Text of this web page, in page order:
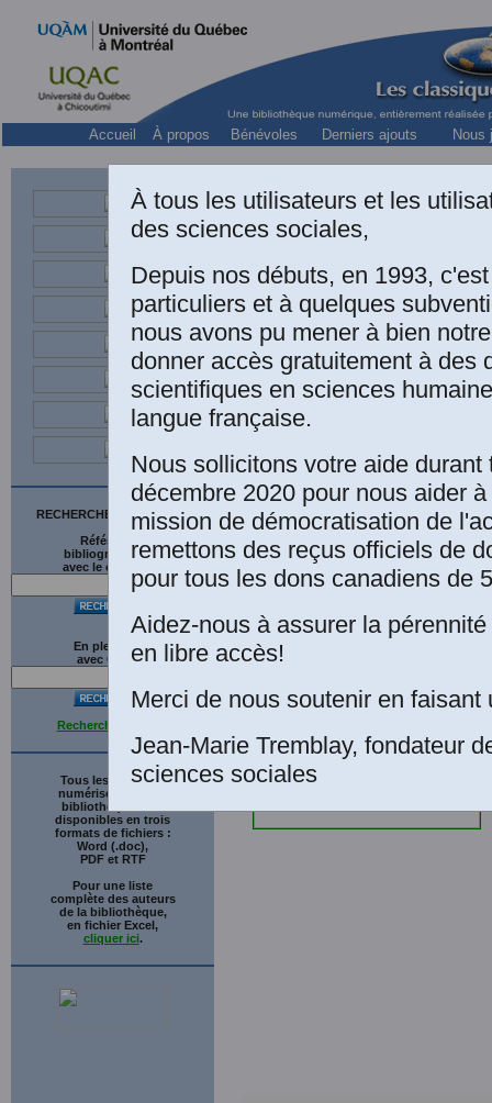
Accueil À propos Bénévoles Derniers ajouts Nous
RECHERCHE SUR LE SITE
Références
bibliographiques
avec le catalogue
En plein texte
avec G gle
Recherche avancée
Tous les ouvrages
numérisés de cette
bibliothèque sont
disponibles en trois
formats de fichiers :
Word (.doc),
PDF et RTF
Pour une liste
complète des auteurs
de la bibliothèque,
en fichier Excel,
cliquer ici.
À tous les utilisateurs et les
des sciences sociales,
Depuis nos débuts, en 1993,
particuliers et à quelques
nous avons pu mener à bien
donner accès gratuitement à des
scientifiques en sciences
langue française.
Nous sollicitons votre aide durant
décembre 2020 pour nous aider
mission de démocratisation de
remettons des reçus officiels de
pour tous les dons canadiens de
Aidez-nous à assurer la
en libre accès!
Merci de nous soutenir en faisant
Jean-Marie Tremblay, fondateur
sciences sociales